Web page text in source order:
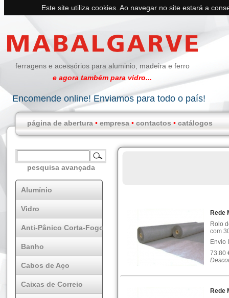
Este site utiliza cookies. Ao navegar no site estará a
ferragens e acessórios para aluminio, madeira e ferro
e agora também para vidro...
Encomende online! Enviamos para todo o país!
página de abertura • empresa • contactos • catálogos
pesquisa avançada
Alumínio
Vidro
Anti-Pânico Corta-Fogo
Banho
Cabos de Aço
Caixas de Correio
Rede
Rolo
com
Envio
73.80
Rede